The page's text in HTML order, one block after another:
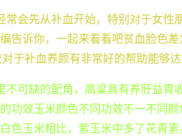
会先从补血开始，特别对于女性
告诉你，一起来看看吧贫血脸色差
于补血养颜有非常好的帮助能够达
可缺的配角，高粱具有养肝益胃
功效玉米颜色不同功效不一不同
色玉米相比，紫玉米中多了花青素